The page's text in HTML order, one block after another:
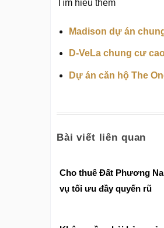
Tìm hiểu thêm
Madison dự án
D-VeLa chung cư
Dự án căn hộ The
Bài viết liên quan
Cho thuê Đất Phương
vụ tối ưu đầy quyến rũ